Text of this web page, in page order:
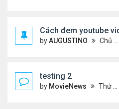
Cách đem youtube
byAUGUSTINO Chủ nhật Tháng 10 11, 2020 8:50 pm
testing 2
by MovieNews Thứ 4 Tháng 10 14, 2020 10:16 pm